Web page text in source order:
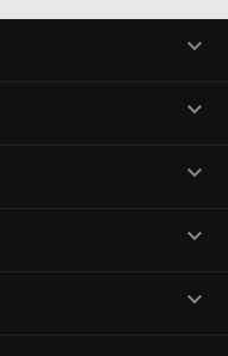




